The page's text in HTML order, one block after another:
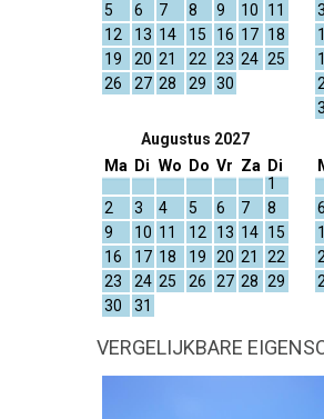
5
6 7 8 9 10
11
12
13 14 15 16 17 18
19
20 21 22 23 24 25
26
27 28 29 30
3
Augustus 2027
Ma
Di Wo Do Vr Za
Di
1
2
3 4 5 6 7
8
9
10 11 12 13 14 15
16
17 18 19 20 21
22
23
24 25 26 27 28 29
30
31
6
VERGELIJKBARE